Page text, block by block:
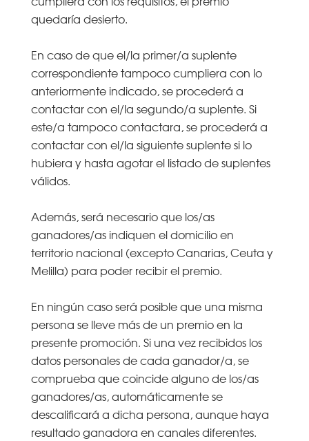
quedaría desierto.
En caso de que el/la primer/a suplente
correspondiente tampoco cumpliera con lo
anteriormente indicado, se procederá a
contactar con el/la segundo/a suplente. Si
este/a tampoco contactara, se procederá a
contactar con el/la siguiente suplente si lo
hubiera y hasta agotar el listado de suplentes
válidos.
Además, será necesario que los/as
ganadores/as indiquen el domicilio en
territorio nacional (excepto Canarias, Ceuta y
Melilla) para poder recibir el premio.
En ningún caso será posible que una misma
persona se lleve más de un premio en la
presente promoción. Si una vez recibidos los
datos personales de cada ganador/a, se
comprueba que coincide alguno de los/as
ganadores/as, automáticamente se
descalificará a dicha persona, aunque haya
resultado ganadora en canales diferentes.